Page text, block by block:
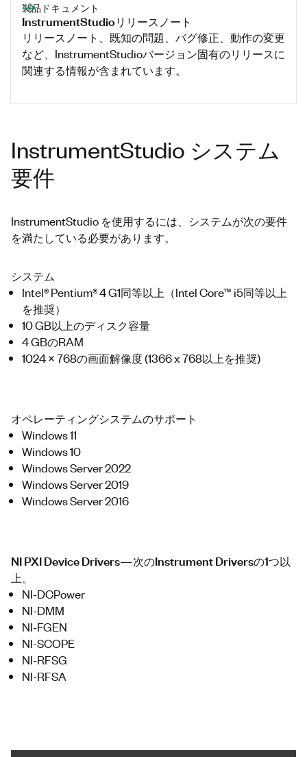
製品ドキュメント
InstrumentStudioリリースノート
リリースノート、既知の問題、バグ修正、動作の変更
など、InstrumentStudioバージョン固有のリリースに
関連する情報が含まれています。
InstrumentStudio システム
要件
InstrumentStudio を使用するには、システムが次の要件
を満たしている必要があります。
システム
Intel® Pentium® 4 G1同等以上（Intel Core™ i5同等以上
を推奨）
10 GB以上のディスク容量
4 GBのRAM
1024 x 768の画面解像度 (1366 x 768以上を推奨)
オペレーティングシステムのサポート
Windows 11
Windows 10
Windows Server 2022
Windows Server 2019
Windows Server 2016
NI PXI Device Drivers—次のInstrument Driversの1つ以
上。
NI-DCPower
NI-DMM
NI-FGEN
NI-SCOPE
NI-RFSG
NI-RFSA